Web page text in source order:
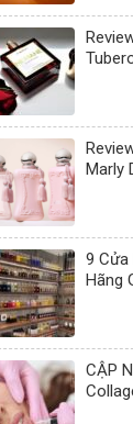
Marly
9 Cửa
Hãng
CẬP